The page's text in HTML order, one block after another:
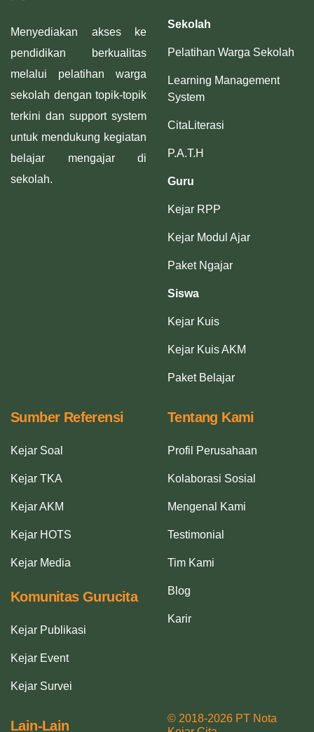
Menyediakan akses ke
pendidikan berkualitas
melalui pelatihan warga
sekolah dengan topik-topik
terkini dan support system
untuk mendukung kegiatan
belajar mengajar di
sekolah.
Sekolah
Pelatihan Warga Sekolah
Learning Management
System
CitaLiterasi
P.A.T.H
Guru
Kejar RPP
Kejar Modul Ajar
Paket Ngajar
Siswa
Kejar Kuis
Kejar Kuis AKM
Paket Belajar
Sumber Referensi
Kejar Soal
Kejar TKA
Kejar AKM
Kejar HOTS
Kejar Media
Komunitas Gurucita
Kejar Publikasi
Kejar Event
Kejar Survei
Tentang Kami
Profil Perusahaan
Kolaborasi Sosial
Mengenal Kami
Testimonial
Tim Kami
Blog
Karir
Lain-Lain
© 2018-2026 PT Nota